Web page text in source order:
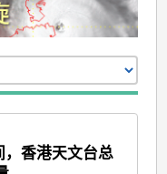
，香港天文台总